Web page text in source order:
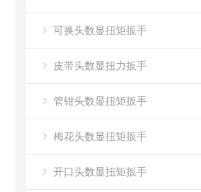
可换头数显扭矩扳手
皮带头数显扭力扳手
管钳头数显扭矩扳手
梅花头数显扭矩扳手
开口头数显扭矩扳手